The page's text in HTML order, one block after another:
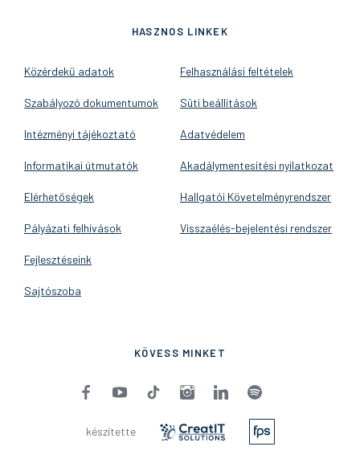
HASZNOS LINKEK
Közérdekű adatok
Szabályozó dokumentumok
Intézményi tájékoztató
Informatikai útmutatók
Elérhetőségek
Pályázati felhívások
Fejlesztéseink
Sajtószoba
Felhasználási feltételek
Süti beállítások
Adatvédelem
Akadálymentesítési nyilatkozat
Hallgatói Követelményrendszer
Visszaélés-bejelentési rendszer
KÖVESS MINKET
készítette